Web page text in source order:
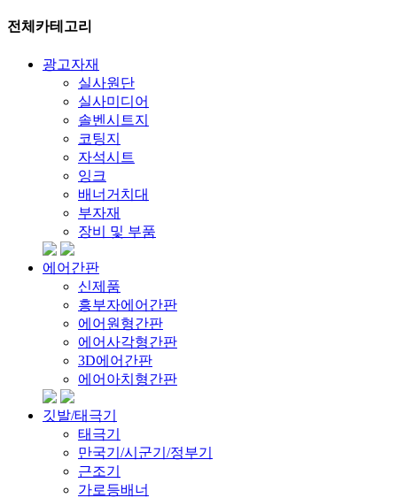
전체카테고리
광고자재
실사원단
실사미디어
솔벤시트지
코팅지
자석시트
잉크
배너거치대
부자재
장비 및 부품
에어간판
신제품
흥부자에어간판
에어원형간판
에어사각형간판
3D에어간판
에어아치형간판
깃발/태극기
태극기
만국기/시군기/정부기
근조기
가로등배너